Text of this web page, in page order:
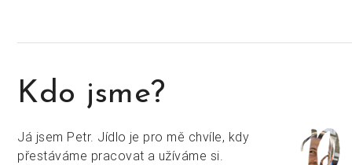
Kdo jsme?
Já jsem Petr. Jídlo je pro mě chvíle, kdy
přestáváme pracovat a užíváme si.